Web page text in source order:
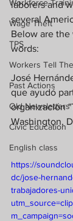
Workforce
Wage Theft
TPS
Workers Tell
Past Actions
Old Newsletters
Civic Education
English class
laborers and
several
Below are
words:
José
que ayudó
organización
Washington,
https://
dc/jose-
trabajadores-